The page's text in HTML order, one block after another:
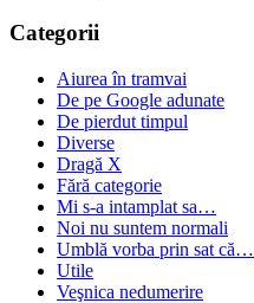
Categorii
Aiurea în tramvai
De pe Google adunate
De pierdut timpul
Diverse
Dragă X
Fără categorie
Mi s-a intamplat sa…
Noi nu suntem normali
Umblă vorba prin sat că…
Utile
Veşnica nedumerire